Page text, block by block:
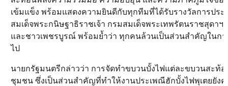
เข้มแข็ง พร้อมแสดงความยินดีกับทุกทีมที่ได้รับรางวัลการปร
สมเด็จพระกนิษฐาธิราชเจ้า กรมสมเด็จพระเทพรัตนราชสุดา
และชาวเพชรบูรณ์ พร้อมย้ำว่า ทุกคนล้วนเป็นส่วนสำคัญในก
ไป
นายกรัฐมนตรีกล่าวว่า การจัดทำขบวนบั้งไฟแต่ละขบวนสะ
ชุมชน ซึ่งเป็นส่วนสำคัญที่ทำให้งานประเพณีฮักบั้งไฟพุเตยยัง